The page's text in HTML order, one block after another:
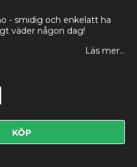
- smidig och enkelatt ha
väder någon dag!
Läs mer...
KÖP